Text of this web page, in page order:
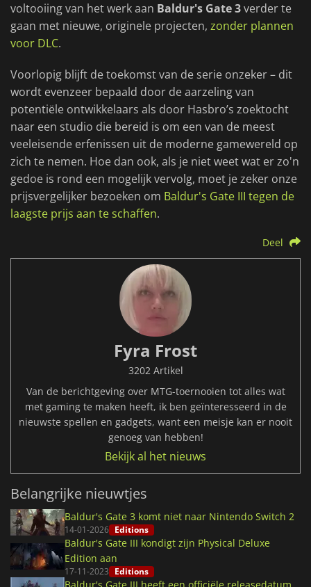
voltooiing van het werk aan Baldur's Gate 3verder te
gaan met nieuwe, originele projecten, zonder plannen
voor DLC.
Voorlopig blijft de toekomst van de serie onzeker – dit
wordt evenzeer bepaald door de aarzeling van
potentiële ontwikkelaars als door Hasbro’s zoektocht
naar een studio die bereid is om een van de meest
veeleisende erfenissen uit de moderne gamewereld op
zich te nemen. Hoe dan ook, als je niet weet wat er zo'n
gedoe is rond een mogelijk vervolg, moet je zeker onze
prijsvergelijker bezoeken om Baldur's Gate III tegen de
laagste prijs aan te schaffen.
Deel
Fyra Frost
3202 Artikel
Van de berichtgeving over MTG-toernooien tot alles wat
met gaming te maken heeft, ik ben geïnteresseerd in de
nieuwste spellen en gadgets, want een meisje kan er nooit
genoeg van hebben!
Bekijk al het nieuws
Belangrijke nieuwtjes
Baldur's Gate 3 komt niet naar Nintendo Switch 2
14-01-2026 Editions
Baldur's Gate III kondigt zijn Physical Deluxe
Edition aan
17-11-2023 Editions